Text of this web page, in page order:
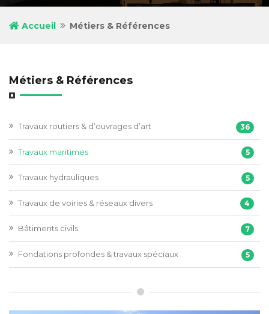
Accueil Métiers & Références
Métiers & Références
Travaux routiers & d’ouvrages d’art 36
Travaux maritimes 5
Travaux hydrauliques 5
Travaux de voiries & réseaux divers 4
Bâtiments civils 7
Fondations profondes & travaux spéciaux 5